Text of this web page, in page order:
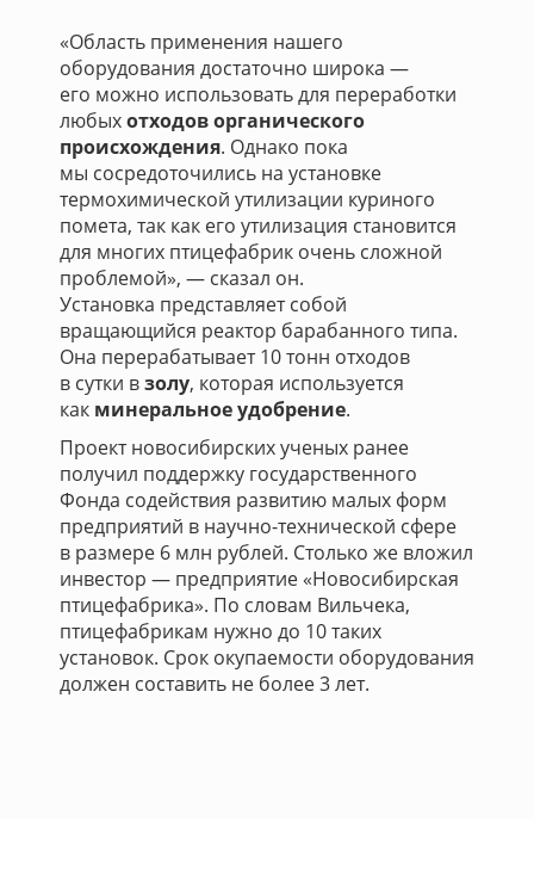
«Область применения нашего
оборудования достаточно широка —
его можно использовать для переработки
любыхотходов органического
происхождения. Однако пока
мы сосредоточились на установке
термохимической утилизации куриного
помета, так как его утилизация становится
для многих птицефабрик очень сложной
проблемой», — сказал он.
Установка представляет собой
вращающийся реактор барабанного типа.
Она перерабатывает 10 тонн отходов
в сутки взолу, которая используется
как минеральное удобрение.
Проект новосибирских ученых ранее
получил поддержку государственного
Фонда содействия развитию малых форм
предприятий в научно-технической сфере
в размере 6 млн рублей. Столько же вложил
инвестор — предприятие «Новосибирская
птицефабрика». По словам Вильчека,
птицефабрикам нужно до 10 таких
установок. Срок окупаемости оборудования
должен составить не более 3 лет.